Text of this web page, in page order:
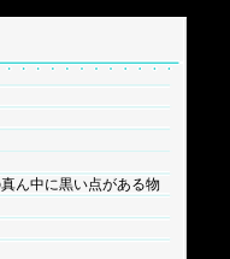
ん中に黒い点がある物